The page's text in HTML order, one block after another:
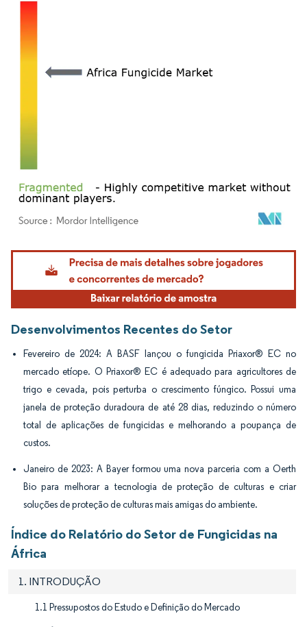
Imagem © Mordor Intelligence. O reuso requer atribuição conforme CC BY 4.0.
Desenvolvimentos Recentes do Setor
Fevereiro de 2024: A BASF lançou o fungicida Priaxor® EC no
mercado etíope. O Priaxor® EC é adequado para agricultores de
trigo e cevada, pois perturba o crescimento fúngico. Possui uma
janela de proteção duradoura de até 28 dias, reduzindo o número
total de aplicações de fungicidas e melhorando a poupança de
custos.
Janeiro de 2023: A Bayer formou uma nova parceria com a Oerth
Bio para melhorar a tecnologia de proteção de culturas e criar
soluções de proteção de culturas mais amigas do ambiente.
Índice do Relatório do Setor de Fungicidas na
África
1. INTRODUÇÃO
1.1 Pressupostos do Estudo e Definição do Mercado